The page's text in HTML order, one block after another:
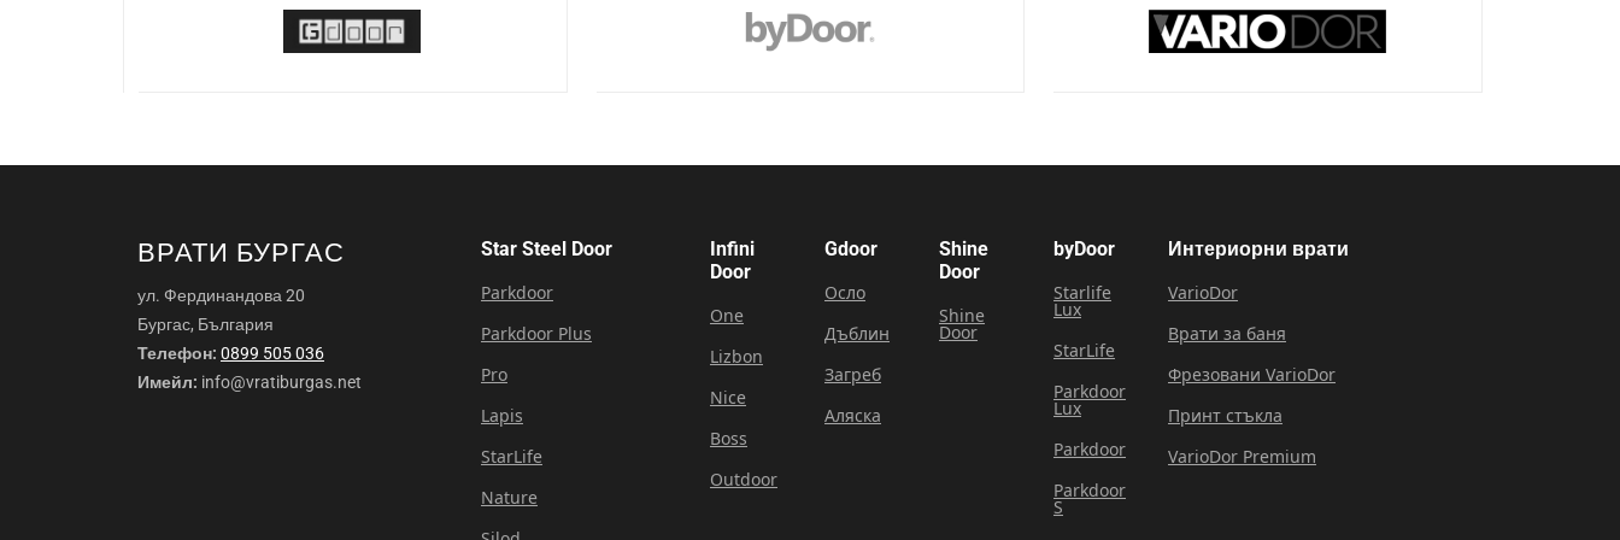
ВРАТИ БУРГАС
ул. Фердинандова 20
Бургас, България
Телефон: 0899 505 036
Имейл: info@vratiburgas.net
Star Steel Door
Parkdoor
Parkdoor Plus
Pro
Lapis
StarLife
Nature
Infini
Door
One
Lizbon
Nice
Boss
Outdoor
Gdoor
Осло
Дъблин
Загреб
Аляска
Shine
Door
Shine
Door
byDoor
Starlife
Lux
StarLife
Parkdoor
Lux
Parkdoor
Parkdoor
S
Интериорни врати
VarioDor
Врати за баня
Фрезовани VarioDor
Принт стъкла
VarioDor Premium